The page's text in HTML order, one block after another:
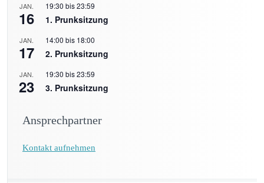
JAN.
16
19:30 bis23:59
1. Prunksitzung
JAN.
17
14:00 bis 18:00
2. Prunksitzung
JAN.
23
19:30 bis23:59
3. Prunksitzung
Ansprechpartner
Kontakt aufnehmen